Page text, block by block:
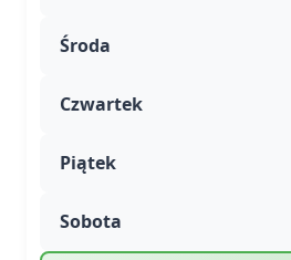
Środa
Czwartek
Piątek
Sobota